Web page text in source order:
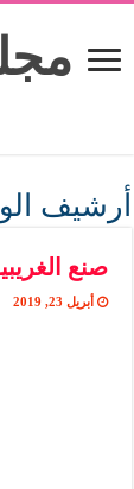
أرشيف
صنع
أبريل 23, 2019